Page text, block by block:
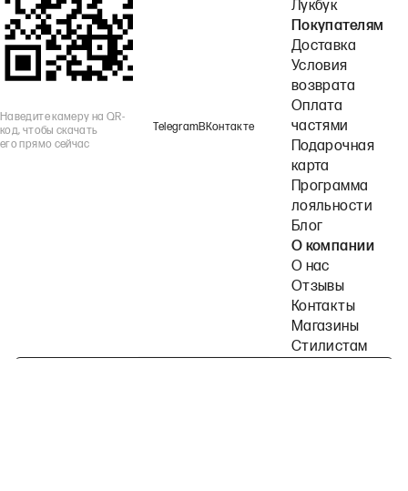
Наведите камеру на QR-
код, чтобы скачать
его прямо сейчас
TelegramВКонтакте
Лукбук
Покупателям
Доставка
Условия
возврата
Оплата
частями
Подарочная
карта
Программа
лояльности
Блог
О компании
О нас
Отзывы
Контакты
Магазины
Стилистам